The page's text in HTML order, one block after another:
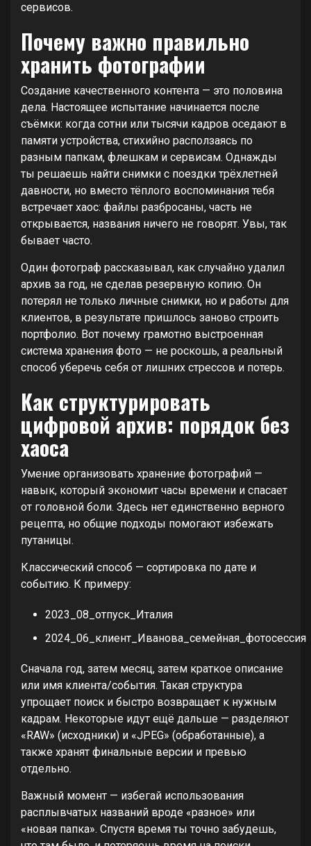
сервисов.
Почему важно правильно
хранить фотографии
Создание качественного контента — это половина
дела. Настоящее испытание начинается после
съёмки: когда сотни или тысячи кадров оседают в
памяти устройства, стихийно расползаясь по
разным папкам, флешкам и сервисам. Однажды
ты решаешь найти снимки с поездки трёхлетней
давности, но вместо тёплого воспоминания тебя
встречает хаос: файлы разбросаны, часть не
открывается, названия ничего не говорят. Увы, так
бывает часто.
Один фотограф рассказывал, как случайно удалил
архив за год, не сделав резервную копию. Он
потерял не только личные снимки, но и работы для
клиентов, в результате пришлось заново строить
портфолио. Вот почему грамотно выстроенная
система хранения фото — не роскошь, а реальный
способ уберечь себя от лишних стрессов и потерь.
Как структурировать
цифровой архив: порядок без
хаоса
Умение организовать хранение фотографий —
навык, который экономит часы времени и спасает
от головной боли. Здесь нет единственно верного
рецепта, но общие подходы помогают избежать
путаницы.
Классический способ — сортировка по дате и
событию. К примеру:
2023_08_отпуск_Италия
2024_06_клиент_Иванова_семейная_фотосессия
Сначала год, затем месяц, затем краткое описание
или имя клиента/события. Такая структура
упрощает поиск и быстро возвращает к нужным
кадрам. Некоторые идут ещё дальше — разделяют
«RAW» (исходники) и «JPEG» (обработанные), а
также хранят финальные версии и превью
отдельно.
Важный момент — избегай использования
расплывчатых названий вроде «разное» или
«новая папка». Спустя время ты точно забудешь,